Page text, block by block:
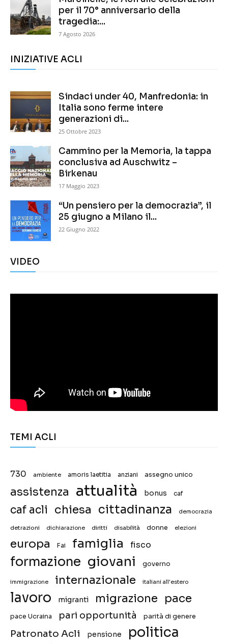
per il 70° anniversario della
tragedia:...
7 Agosto 2026
INIZIATIVE ACLI
Sindaci under 40, Manfredonia: in
Italia sono ferme intere
generazioni di...
25 Ottobre 2023
Cammino per la Memoria, la tappa
conclusiva ad Auschwitz –
Birkenau
17 Maggio 2023
“Un pensiero per la democrazia”, il
25 giugno a Milano il...
22 Giugno 2022
VIDEO
TEMI ACLI
730 ambiente amoris laetitia anziani assegno unico
assistenza attualità bonus caf
caf acli chiesa cittadinanza democrazia
detrazioni dichiarazione diritti disabilità donne elezioni
europa Fai famiglia fisco
formazione giovani governo
immigrazione internazionale italiani all'estero
lavoro migranti migrazione pace
pace Ucraina pari opportunità parità di genere
Patronato Acli pensione politica